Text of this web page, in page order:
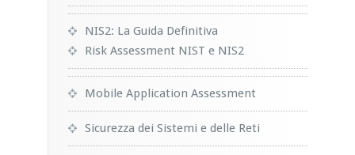
NIS2: La Guida Definitiva
Risk Assessment NIST e NIS2
Mobile Application Assessment
Sicurezza dei Sistemi e delle Reti